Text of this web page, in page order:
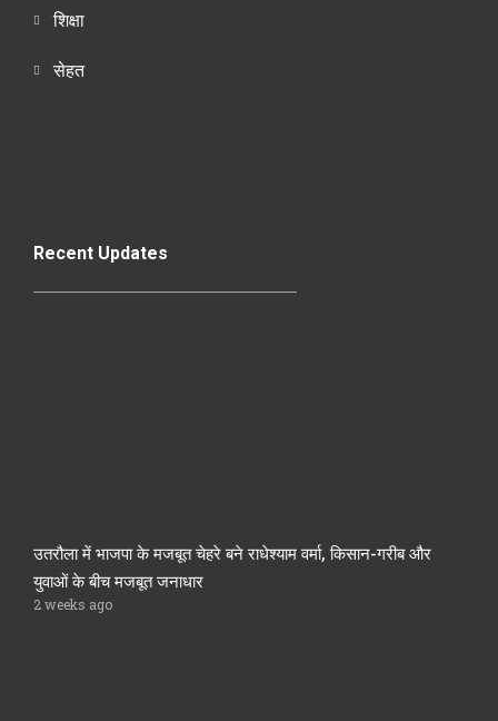
शिक्षा
सेहत
Recent Updates
उतरौला में भाजपा के मजबूत चेहरे बने राधेश्याम वर्मा, किसान-गरीब और
युवाओं के बीच मजबूत जनाधार
2 weeks ago